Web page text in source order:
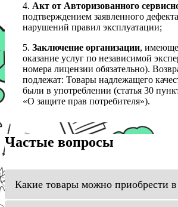
4. Акт от Авторизованного
подтверждением заявленного
нарушений правил эксплуатации;
5. Заключение организации,
оказание услуг по независимой
номера лицензии обязательно).
подлежат: Товары надлежащего
были в употреблении (статья 30
«О защите прав потребителя»).
Частые вопросы
Какие товары можно приобрести